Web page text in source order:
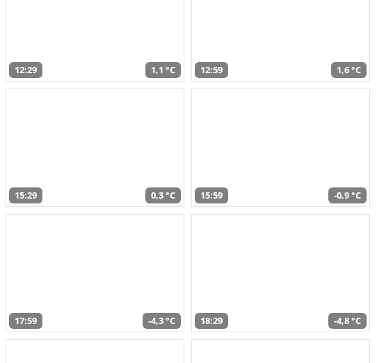
12:29 1,1 °C 12:59 1,6 °C
15:29 0,3 °C 15:59 -0,9 °C
17:59 -4,3 °C 18:29 -4,8 °C